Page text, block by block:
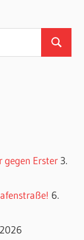
Suchen
gegen Erster 3.
6.